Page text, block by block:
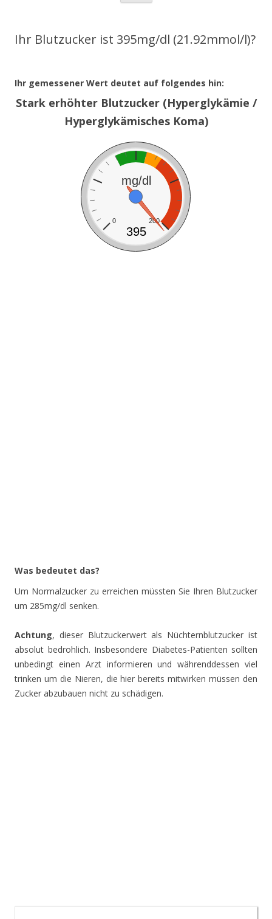
Ihr Blutzucker ist 395mg/dl (21.92mmol/l)?
Ihr gemessener Wert deutet auf folgendes hin:
Stark erhöhter Blutzucker (Hyperglykämie /
Hyperglykämisches Koma)
mg/dl
0 200
395
Was bedeutet das?
Um Normalzucker zu erreichen müssten Sie Ihren Blutzucker
um 285mg/dl senken.
Achtung, dieser Blutzuckerwert als Nüchternblutzucker ist
absolut bedrohlich. Insbesondere Diabetes-Patienten sollten
unbedingt einen Arzt informieren und währenddessen viel
trinken um die Nieren, die hier bereits mitwirken müssen den
Zucker abzubauen nicht zu schädigen.